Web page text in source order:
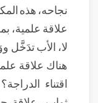
نجاحه، هذه
علاقة علمية،
لا، الأب تدَخَّل
هناك علاقة
اقتناء